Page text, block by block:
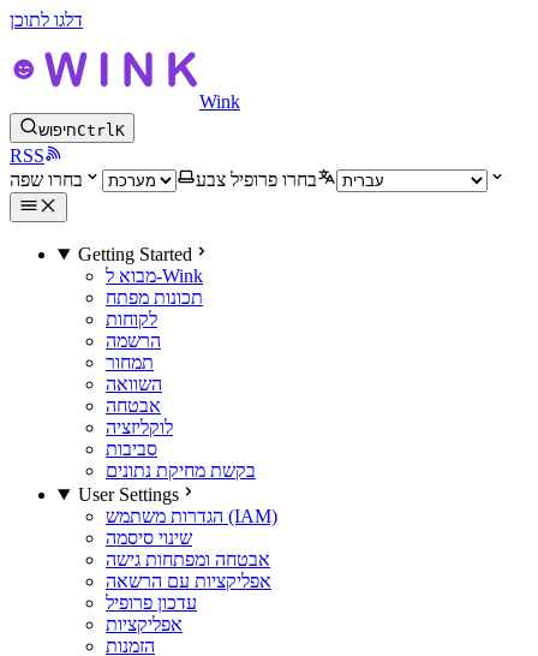
דלגו לתוכן
Wink
חיפושCtrlK
RSS
בחרו פרופיל צבע
בחרו שפה
Getting Started
מבוא ל-Wink
תכונות מפתח
לקוחות
הרשמה
תמחור
השוואה
אבטחה
לוקליזציה
סביבות
בקשת מחיקת נתונים
User Settings
הגדרות משתמש (IAM)
שינוי סיסמה
אבטחה ומפתחות גישה
אפליקציות עם הרשאה
עדכון פרופיל
אפליקציות
הזמנות